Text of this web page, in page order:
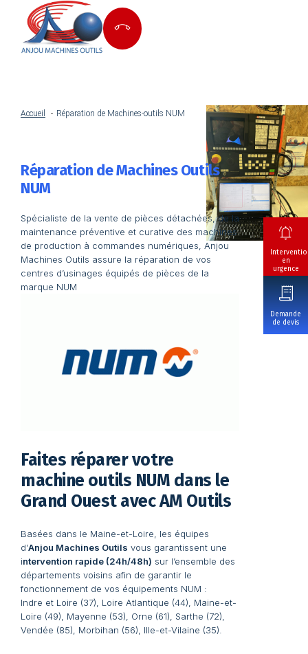
en
urgence
Demande
de devis
Accueil Réparation de Machines-outils NUM
Réparation de Machines Outils
NUM
Spécialiste de la vente de pièces détachées, de la
maintenance préventive et curative des machines
de production à commandes numériques, Anjou
Machines Outils assure la réparation de vos
centres d’usinages équipés de pièces de la
marque NUM
Faites réparer votre
machine outils NUM dans le
Grand Ouest avec AM Outils
Basées dans le Maine-et-Loire, les équipes
d’Anjou Machines Outils vous garantissent une
intervention rapide (24h/48h) sur l’ensemble des
départements voisins afin de garantir le
fonctionnement de vos équipements NUM :
Indre et Loire (37), Loire Atlantique (44), Maine-et-
Loire (49), Mayenne (53), Orne (61), Sarthe (72),
Vendée (85), Morbihan (56), Ille-et-Vilaine (35).